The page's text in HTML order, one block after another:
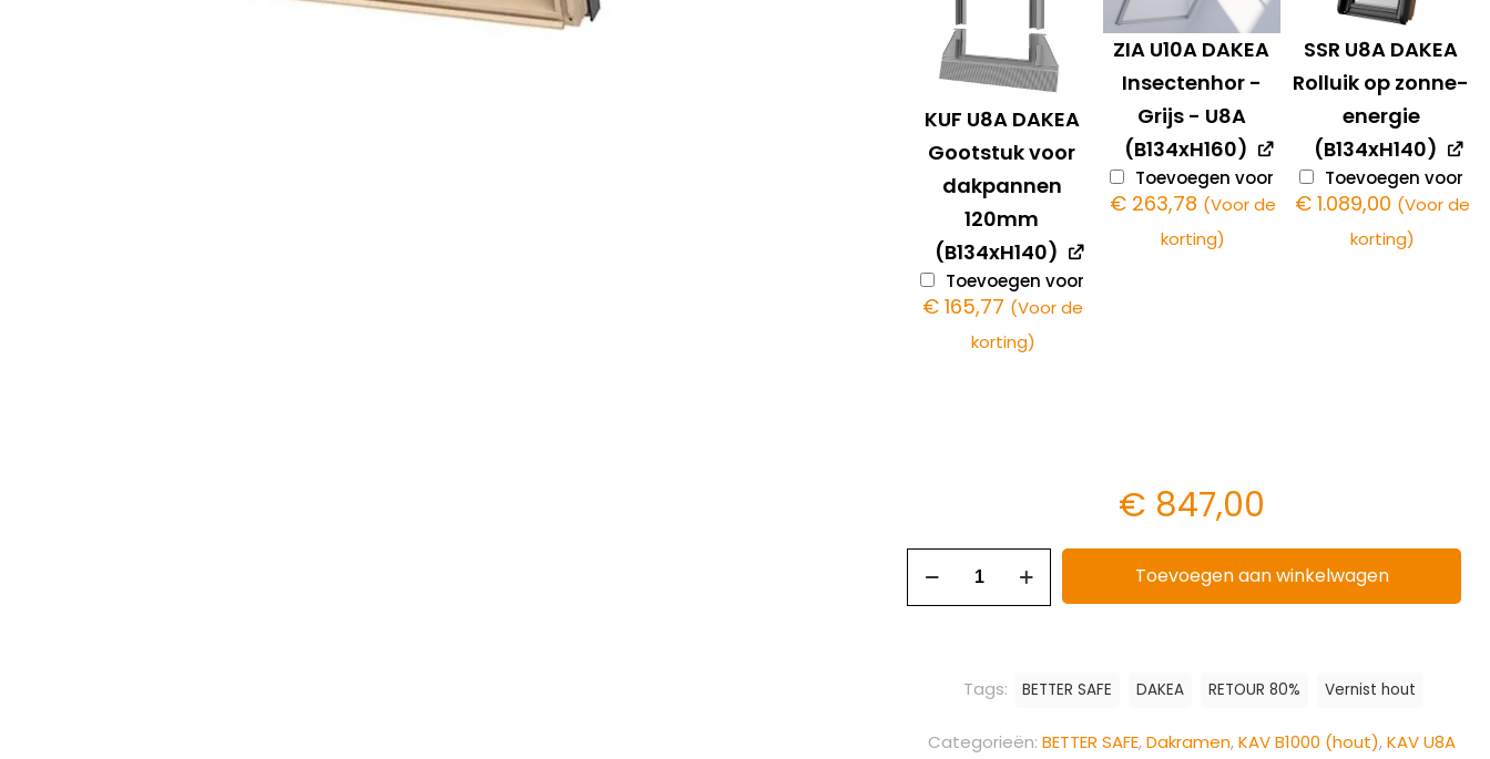
KUF U8A DAKEA
Gootstuk voor
dakpannen
120mm
(B134xH140)
Toevoegen voor
€ 165,77 (Voor de
korting)
ZIA U10A DAKEA
Insectenhor -
Grijs - U8A
(B134xH160)
Toevoegen voor
€263,78 (Voor de
korting)
SSR U8A DAKEA
Rolluik op zonne-
energie
(B134xH140)
Toevoegen voor
€1.089,00 (Voor de
korting)
€ 847,00
Toevoegen aan winkelwagen
Categorieën:BETTER SAFE,Dakramen,KAV B1000 (hout),KAV U8A
Tags: BETTER SAFE DAKEA RETOUR 80% Vernist hout